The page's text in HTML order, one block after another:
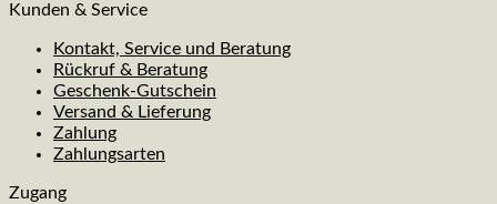
Kunden & Service
Kontakt, Service und Beratung
Rückruf & Beratung
Geschenk-Gutschein
Versand & Lieferung
Zahlung
Zahlungsarten
Zugang